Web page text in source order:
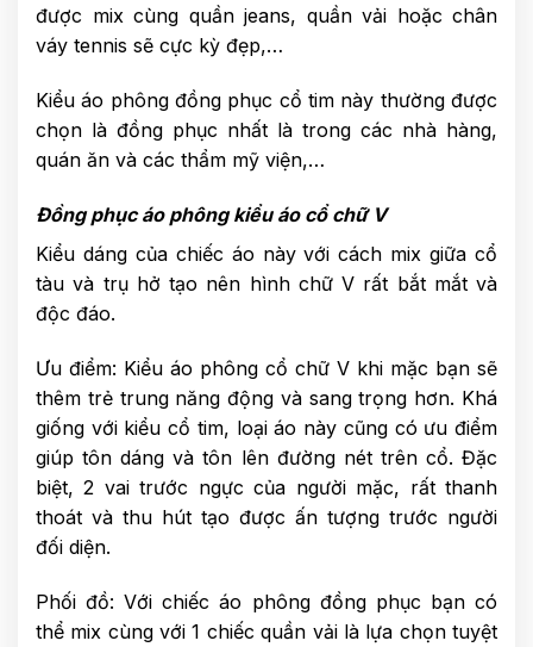
được mix cùng quần jeans, quần vải hoặc chân
váy tennis sẽ cực kỳ đẹp,…
Kiểu áo phông đồng phục cổ tim này thường được
chọn là đồng phục nhất là trong các nhà hàng,
quán ăn và các thẩm mỹ viện,…
Đồng phục áo phông kiểu áo cổ chữ V
Kiểu dáng của chiếc áo này với cách mix giữa cổ
tàu và trụ hở tạo nên hình chữ V rất bắt mắt và
độc đáo.
Ưu điểm: Kiểu áo phông cổ chữ V khi mặc bạn sẽ
thêm trẻ trung năng động và sang trọng hơn. Khá
giống với kiểu cổ tim, loại áo này cũng có ưu điểm
giúp tôn dáng và tôn lên đường nét trên cổ. Đặc
biệt, 2 vai trước ngực của người mặc, rất thanh
thoát và thu hút tạo được ấn tượng trước người
đối diện.
Phối đồ: Với chiếc áo phông đồng phục bạn có
thể mix cùng với 1 chiếc quần vải là lựa chọn tuyệt